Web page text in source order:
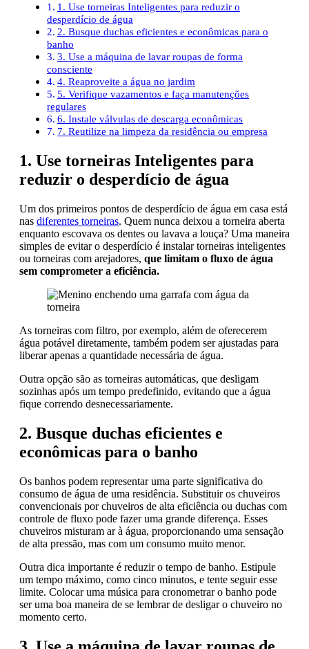
1. Use torneiras Inteligentes para reduzir o
desperdício de água
2. Busque duchas eficientes e econômicas para o
banho
3. Use a máquina de lavar roupas de forma
consciente
4. Reaproveite a água no jardim
5. Verifique vazamentos e faça manutenções
regulares
6. Instale válvulas de descarga econômicas
7. Reutilize na limpeza da residência ou empresa
1. Use torneiras Inteligentes para
reduzir o desperdício de água
Um dos primeiros pontos de desperdício de água em casa está
nas diferentes torneiras. Quem nunca deixou a torneira aberta
enquanto escovava os dentes ou lavava a louça? Uma maneira
simples de evitar o desperdício é instalar torneiras inteligentes
ou torneiras com arejadores, que limitam o fluxo de água
sem comprometer a eficiência.
As torneiras com filtro, por exemplo, além de oferecerem
água potável diretamente, também podem ser ajustadas para
liberar apenas a quantidade necessária de água.
Outra opção são as torneiras automáticas, que desligam
sozinhas após um tempo predefinido, evitando que a água
fique correndo desnecessariamente.
2. Busque duchas eficientes e
econômicas para o banho
Os banhos podem representar uma parte significativa do
consumo de água de uma residência. Substituir os chuveiros
convencionais por chuveiros de alta eficiência ou duchas com
controle de fluxo pode fazer uma grande diferença. Esses
chuveiros misturam ar à água, proporcionando uma sensação
de alta pressão, mas com um consumo muito menor.
Outra dica importante é reduzir o tempo de banho. Estipule
um tempo máximo, como cinco minutos, e tente seguir esse
limite. Colocar uma música para cronometrar o banho pode
ser uma boa maneira de se lembrar de desligar o chuveiro no
momento certo.